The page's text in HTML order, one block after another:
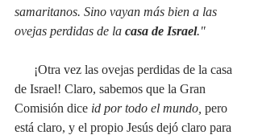
samaritanos. Sino vayan más bien a las
ovejas perdidas de la casa de Israel."
¡Otra vez las ovejas perdidas de la casa
de Israel! Claro, sabemos que la Gran
Comisión dice id por todo el mundo, pero
está claro, y el propio Jesús dejó claro para